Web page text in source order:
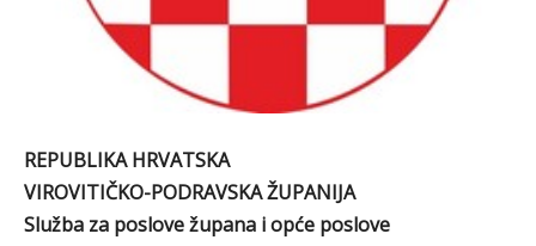
REPUBLIKA HRVATSKA
VIROVITIČKO-PODRAVSKA ŽUPANIJA
Služba za poslove župana i opće poslove